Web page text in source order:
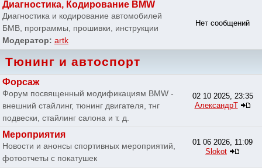
Диагностика, Кодирование BMW
Диагностика и кодирование автомобилей
БМВ, программы, прошивки, инструкции
Модератор: artk
Нет сообщений
Тюнинг и автоспорт
Форсаж
Форум посвященный модификациям BMW -
внешний стайлинг, тюнинг двигателя, тнг
подвески, стайлинг салона и т. д.
02 10 2025, 23:35
АлександрТ
Мероприятия
Новости и анонсы спортивных мероприятий,
фотоотчеты с покатушек
01 06 2026, 11:09
Slokot